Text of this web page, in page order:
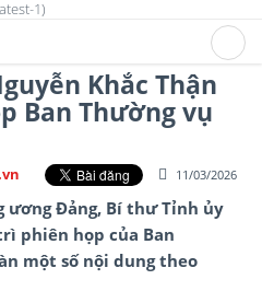
Khắc Thận
Ban Thường vụ
11/03/2026
ương Đảng, Bí thư Tỉnh ủy
phiên họp của Ban
một số nội dung theo